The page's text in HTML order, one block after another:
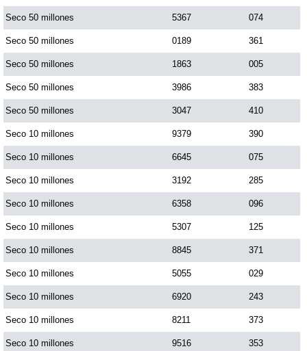
Dorado Noche
Fantástica Día
Fantástica Noche
Motilon Tarde
Motilon Noche
Paisita Día
Paisita Noche
Paisita 3
Pick 3 Día
Seco 50 millones 5367 074
Seco 50 millones 0189 361
Seco 50 millones 1863 005
Seco 50 millones 3986 383
Seco 50 millones 3047 410
Seco 10 millones 9379 390
Seco 10 millones 6645 075
Seco 10 millones 3192 285
Seco 10 millones 6358 096
Seco 10 millones 5307 125
Seco 10 millones 8845 371
Seco 10 millones 5055 029
Seco 10 millones 6920 243
Seco 10 millones 8211 373
Seco 10 millones 9516 353